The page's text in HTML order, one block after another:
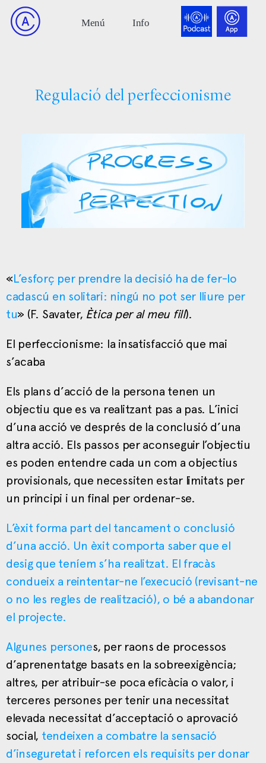
Regulació del perfeccionisme
«L’esforç per prendre la decisió ha de fer-lo
cadascú en solitari: ningú no pot ser lliure per
tu» (F. Savater, Ètica per al meu fill).
El perfeccionisme: la insatisfacció que mai
s’acaba
Els plans d’acció de la persona tenen un
objectiu que es va realitzant pas a pas. L’inici
d’una acció ve després de la conclusió d’una
altra acció. Els passos per aconseguir l’objectiu
es poden entendre cada un com a objectius
provisionals, que necessiten estar limitats per
un principi i un final per ordenar-se.
L’èxit forma part del tancament o conclusió
d’una acció. Un èxit comporta saber que el
desig que teníem s’ha realitzat. El fracàs
condueix a reintentar-ne l’execució (revisant-ne
o no les regles de realització), o bé a abandonar
el projecte.
Algunes persones, per raons de processos
d’aprenentatge basats en la sobreexigència;
altres, per atribuir-se poca eficàcia o valor, i
terceres persones per tenir una necessitat
elevada necessitat d’acceptació o aprovació
social, tendeixen a combatre la sensació
d’inseguretat i reforcen els requisits per donar